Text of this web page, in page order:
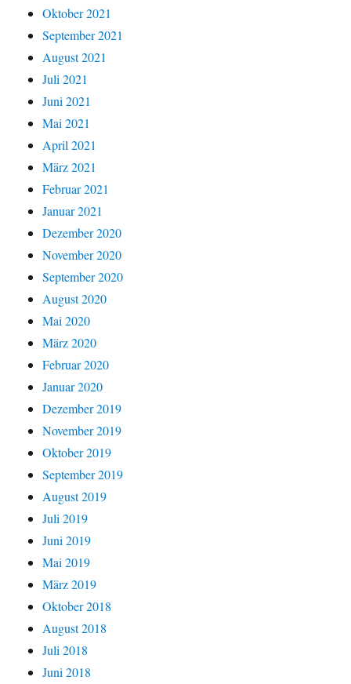
Oktober 2021
September 2021
August 2021
Juli 2021
Juni 2021
Mai 2021
April 2021
März 2021
Februar 2021
Januar 2021
Dezember 2020
November 2020
September 2020
August 2020
Mai 2020
März 2020
Februar 2020
Januar 2020
Dezember 2019
November 2019
Oktober 2019
September 2019
August 2019
Juli 2019
Juni 2019
Mai 2019
März 2019
Oktober 2018
August 2018
Juli 2018
Juni 2018